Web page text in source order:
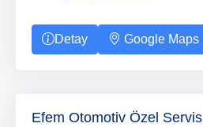
Detay Google Maps
Efem Otomotiv Özel Servis